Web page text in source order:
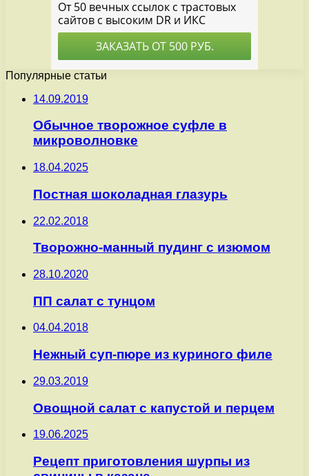
Популярные статьи
14.09.2019
Обычное творожное суфле в
микроволновке
18.04.2025
Постная шоколадная глазурь
22.02.2018
Творожно-манный пудинг с изюмом
28.10.2020
ПП салат с тунцом
04.04.2018
Нежный суп-пюре из куриного филе
29.03.2019
Овощной салат с капустой и перцем
19.06.2025
Рецепт приготовления шурпы из